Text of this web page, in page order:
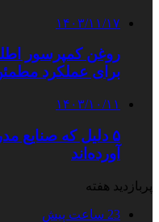
۱۴۰۳/۱۱/۱۷
روغن کمپرسور
برای عملکرد مطمئن
۱۴۰۳/۱۰/۱۱
آورده‌اند
پربازدید هفته
23 ساعت پیش